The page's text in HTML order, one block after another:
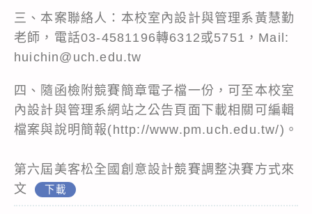
三、本案聯絡人：本校室內設計與管理系黃慧勤
老師，電話03-4581196轉6312或5751，Mail:
huichin@uch.edu.tw
四、隨函檢附競賽簡章電子檔一份，可至本校室
內設計與管理系網站之公告頁面下載相關可編輯
檔案與說明簡報(http://www.pm.uch.edu.tw/)。
第六屆美客松全國創意設計競賽調整決賽方式來
文
下載